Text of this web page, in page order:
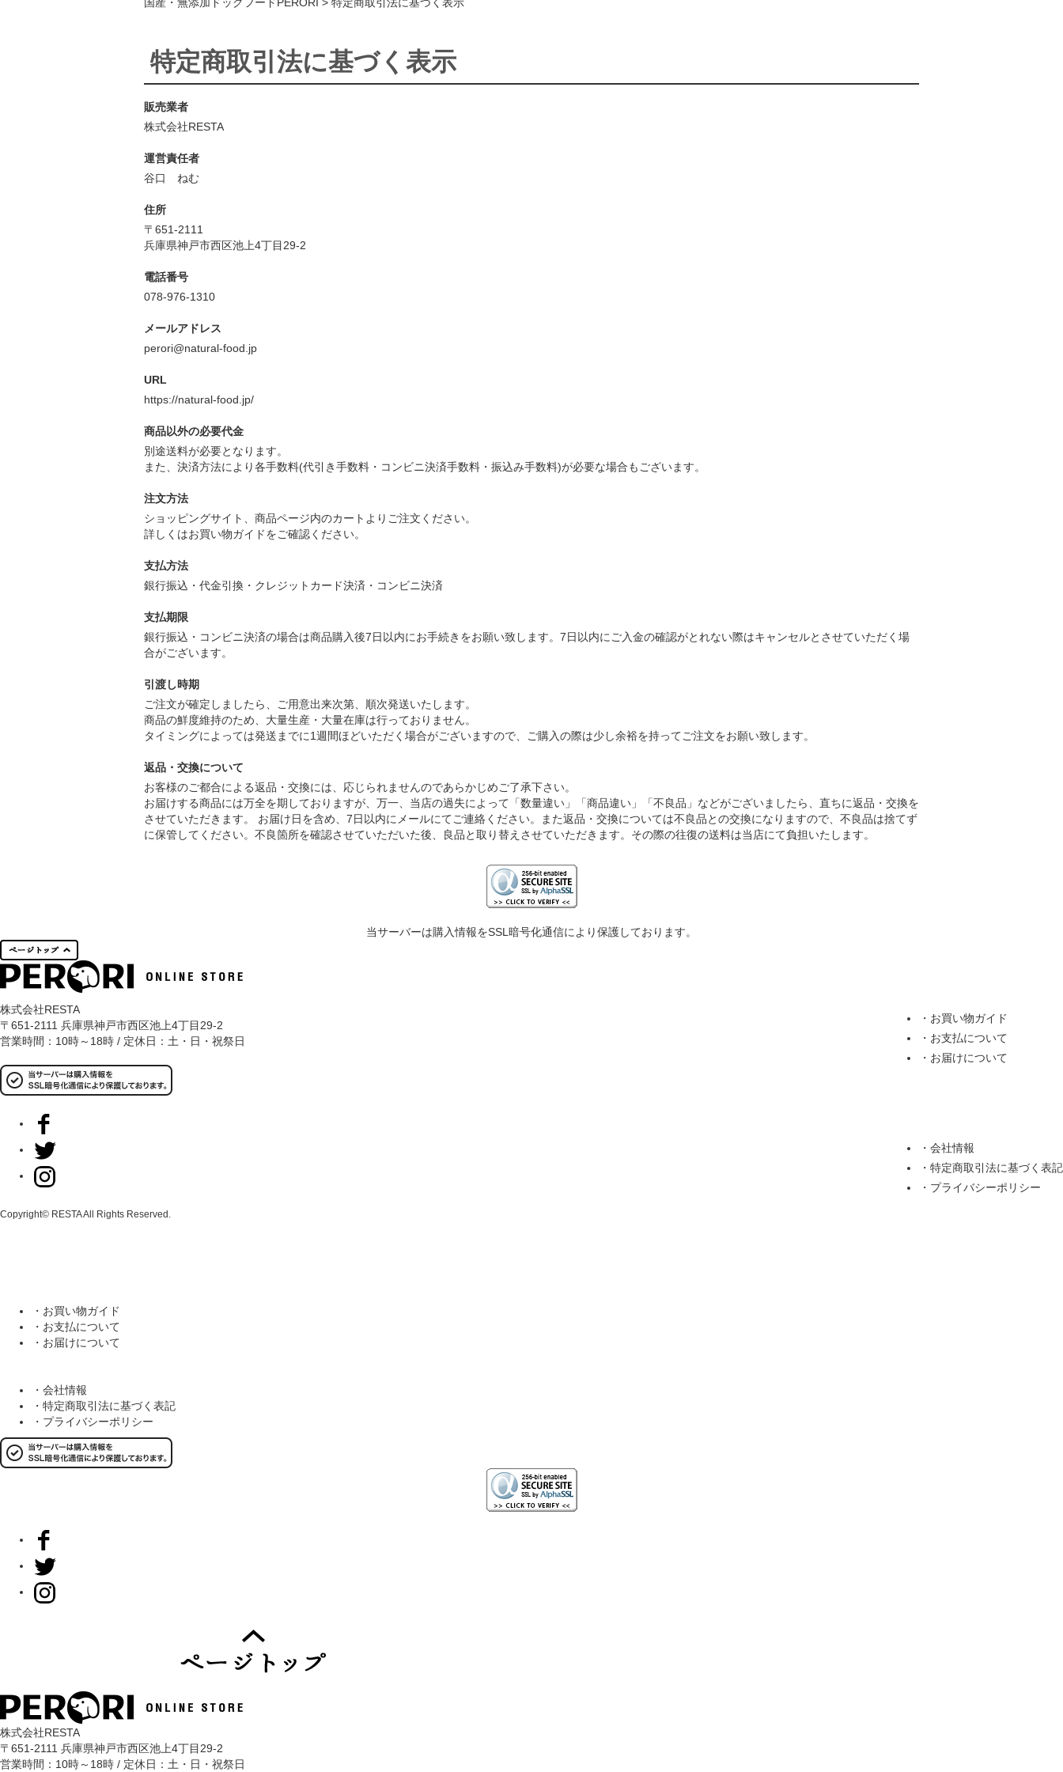
特定商取引法に基づく表示
販売業者
株式会社RESTA
運営責任者
谷口 ねむ
住所
〒651-2111
兵庫県神戸市西区池上4丁目29-2
電話番号
078-976-1310
メールアドレス
perori@natural-food.jp
URL
https://natural-food.jp/
商品以外の必要代金
別途送料が必要となります。
また、決済方法により各手数料(代引き手数料・コンビニ決済手数料・振込み手数料)が必要な場合もございます。
注文方法
ショッピングサイト、商品ページ内のカートよりご注文ください。
詳しくはお買い物ガイドをご確認ください。
支払方法
銀行振込・代金引換・クレジットカード決済・コンビニ決済
支払期限
銀行振込・コンビニ決済の場合は商品購入後7日以内にお手続きをお願い致します。7日以内にご入金の確認がとれない際はキャンセルとさせていただく場
合がございます。
引渡し時期
ご注文が確定しましたら、ご用意出来次第、順次発送いたします。
商品の鮮度維持のため、大量生産・大量在庫は行っておりません。
タイミングによっては発送までに1週間ほどいただく場合がございますので、ご購入の際は少し余裕を持ってご注文をお願い致します。
返品・交換について
お客様のご都合による返品・交換には、応じられませんのであらかじめご了承下さい。
お届けする商品には万全を期しておりますが、万一、当店の過失によって「数量違い」「商品違い」「不良品」などがございましたら、直ちに返品・交換を
させていただきます。 お届け日を含め、7日以内にメールにてご連絡ください。また返品・交換については不良品との交換になりますので、不良品は捨てず
に保管してください。不良箇所を確認させていただいた後、良品と取り替えさせていただきます。その際の往復の送料は当店にて負担いたします。
当サーバーは購入情報をSSL暗号化通信により保護しております。
株式会社RESTA
〒651-2111 兵庫県神戸市西区池上4丁目29-2
営業時間：10時～18時 / 定休日：土・日・祝祭日
Copyright© RESTA All Rights Reserved.
・お買い物ガイド
・お支払について
・お届けについて
・会社情報
・特定商取引法に基づく表記
・プライバシーポリシー
・お買い物ガイド
・お支払について
・お届けについて
・会社情報
・特定商取引法に基づく表記
・プライバシーポリシー
株式会社RESTA
〒651-2111 兵庫県神戸市西区池上4丁目29-2
営業時間：10時～18時 / 定休日：土・日・祝祭日